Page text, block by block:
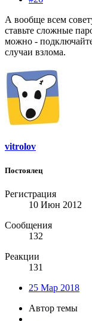
А вообще всем
ставьте сложные
можно -
случаи взлома.
vitrolov
Постоялец
Регистрация
10 Июн 2012
Сообщения
132
Реакции
131
25 Мар 2018
Автор темы